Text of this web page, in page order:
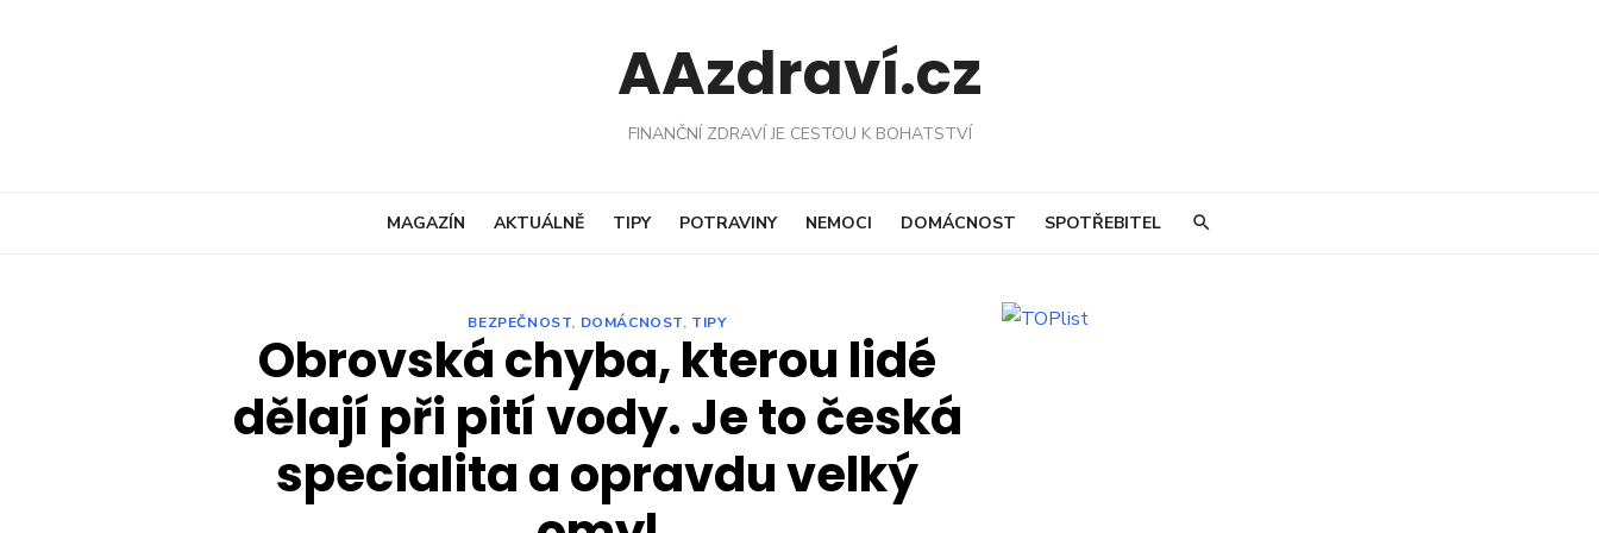
AAzdraví.cz
FINANČNÍ ZDRAVÍ JE CESTOU K BOHATSTVÍ
MAGAZÍN AKTUÁLNĚ TIPY POTRAVINY NEMOCI DOMÁCNOST SPOTŘEBITEL
BEZPEČNOST, DOMÁCNOST, TIPY
Obrovská chyba, kterou lidé
dělají při pití vody. Je to česká
specialita a opravdu velký